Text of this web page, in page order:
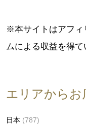
※本サイトはアフィ
ムによる収益を得て
エリアからお
日本 (787)